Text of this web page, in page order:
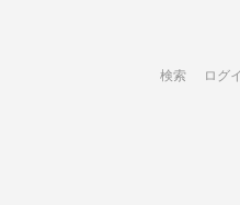
検索 ログ